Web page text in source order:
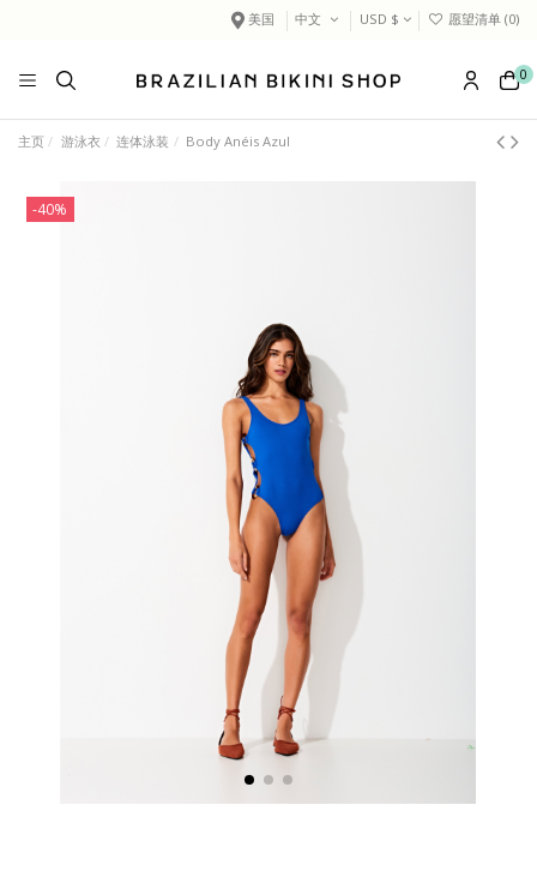
美国 中文 USD $ 愿望清单 (0)
0
主页 游泳衣 连体泳装 Body Anéis Azul
-40%